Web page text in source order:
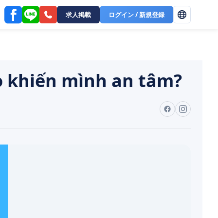
求人掲載 ログイン / 新規登録
khiến mình an tâm?